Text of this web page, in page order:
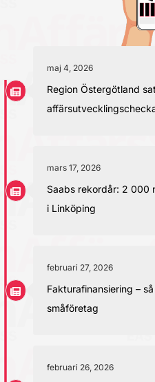
maj 4, 2026
Region Östergötland
mars 17, 2026
Saabs rekordår: 2 000
i Linköping
februari 27, 2026
Fakturafinansiering –
småföretag
februari 26, 2026